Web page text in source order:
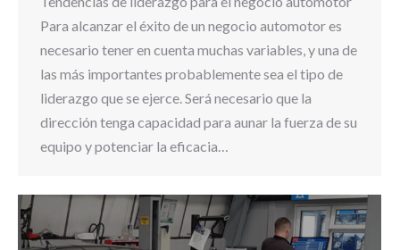
Para alcanzar el éxito de un negocio automotor es
necesario tener en cuenta muchas variables, y una de
las más importantes probablemente sea el tipo de
liderazgo que se ejerce. Será necesario que la
dirección tenga capacidad para aunar la fuerza de su
equipo y potenciar la eficacia…